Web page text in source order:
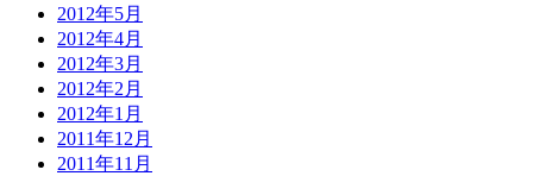
2012年5月
2012年4月
2012年3月
2012年2月
2012年1月
2011年12月
2011年11月